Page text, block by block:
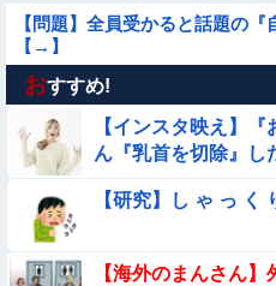
【問題】全員受かると話題の
【→】
【動画】女子中学生の『チン媚
【画像】プールに来てた水着JC
【動画】小池栄子似のGカップ
襲われてオッパイ揉まれた」
【画像】夏のバイクがヤバすぎ
おすすめ!
【インスタ映え】
ん『乳首を切除』し
【研究】し ゃ っ く
【海外のまんさん